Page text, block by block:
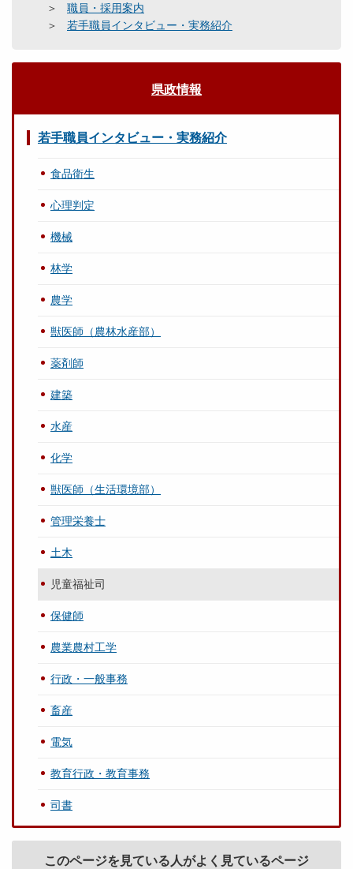
職員・採用案内
若手職員インタビュー・実務紹介
県政情報
若手職員インタビュー・実務紹介
食品衛生
心理判定
機械
林学
農学
獣医師（農林水産部）
薬剤師
建築
水産
化学
獣医師（生活環境部）
管理栄養士
土木
児童福祉司
保健師
農業農村工学
行政・一般事務
畜産
電気
教育行政・教育事務
司書
このページを見ている人がよく見ているページ